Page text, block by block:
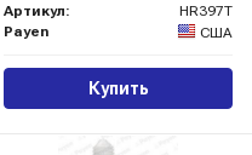
Артикул:
HR397T
Payen
США
Купить